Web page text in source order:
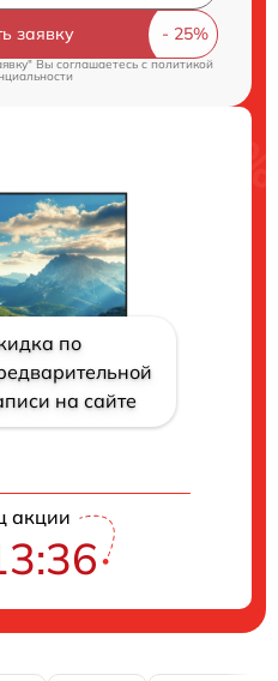
заявку
Вы соглашаетесь cполитикой
по
на сайте
акции